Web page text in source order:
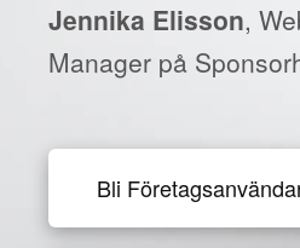
Jennika Elisson,
Manager på
Bli